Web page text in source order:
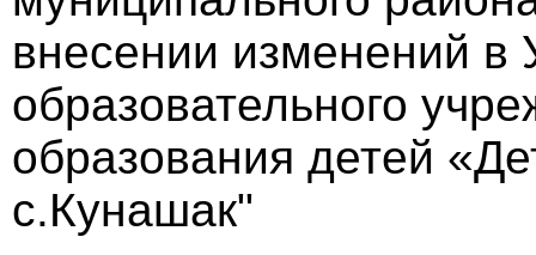
внесении изменений в
образовательного
образования детей
с.Кунашак"